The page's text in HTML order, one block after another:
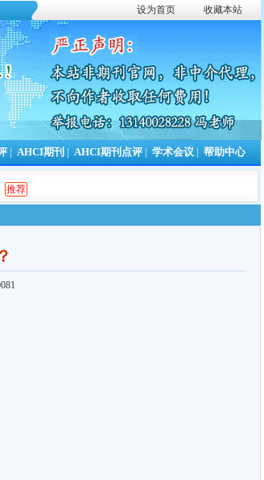
设为首页 收藏本站
AHCI期刊 AHCI期刊点评 学术会议 帮助中心
推荐